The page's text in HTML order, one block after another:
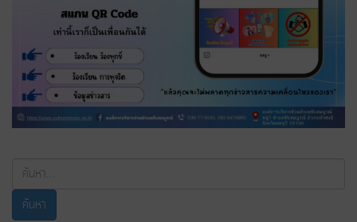
ค้นหา...
ค้นหา